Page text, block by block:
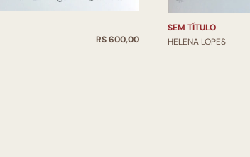
R$ 600,00
SEM TÍTULO
HELENA LOPES